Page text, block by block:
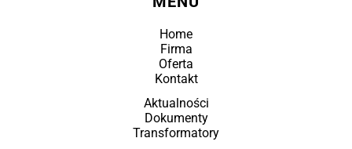
Home
Firma
Oferta
Kontakt
Aktualności
Dokumenty
Transformatory